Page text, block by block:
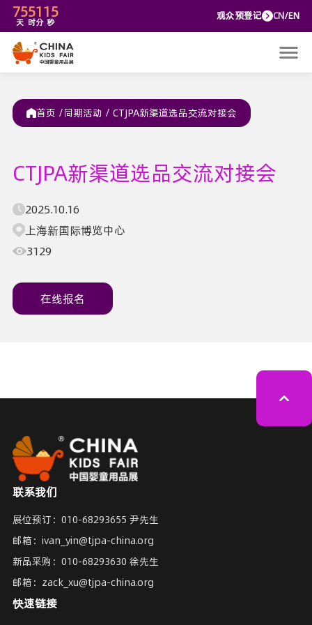
75
天
5
时
1
分
15 观众预
首页 /同期活动 / CTJPA新渠道选品交流对接会
CTJPA新渠道选品交流对接会
2025.10.16
上海新国际博览中心
3129
在线报名
联系我们
展位预订： 010-68293655 尹先生
邮箱： ivan_yin@tjpa-china.org
新品采购： 010-68293630 徐先生
邮箱： zack_xu@tjpa-china.org
快速链接